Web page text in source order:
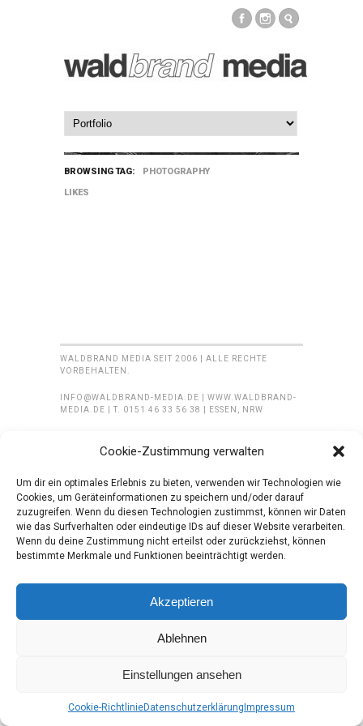
Cookie-Zustimmung verwalten
Um dir ein optimales Erlebnis zu bieten, verwenden wir Technologien wie
Cookies, um Geräteinformationen zu speichern und/oder darauf
zuzugreifen. Wenn du diesen Technologien zustimmst, können wir Daten
wie das Surfverhalten oder eindeutige IDs auf dieser Website verarbeiten.
Wenn du deine Zustimmung nicht erteilst oder zurückziehst, können
bestimmte Merkmale und Funktionen beeinträchtigt werden.
Akzeptieren
Ablehnen
Einstellungen ansehen
Cookie-RichtlinieDatenschutzerklärung Impressum
BROWSING TAG:
PHOTOGRAPHY
LIKES
WALDBRAND MEDIA SEIT 2006 | ALLE RECHTE
VORBEHALTEN.
INFO@WALDBRAND-MEDIA.DE | WWW.WALDBRAND-
MEDIA.DE | T. 0151 46 33 56 38 | ESSEN, NRW